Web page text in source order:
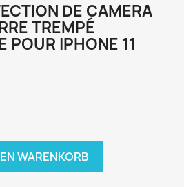
DE CAMERA
TREMPÉ
POUR IPHONE 11
WARENKORB